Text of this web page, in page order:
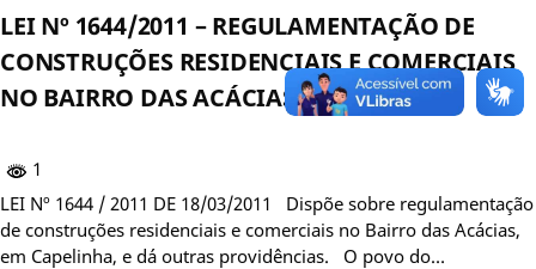
LEI Nº 1644/2011 – REGULAMENTAÇÃO DE
CONSTRUÇÕES RESIDENCIAIS E COMERCIAIS
NO BAIRRO DAS ACÁCIAS
1
LEI Nº 1644 / 2011 DE 18/03/2011 Dispõe sobre regulamentação
de construções residenciais e comerciais no Bairro das Acácias,
em Capelinha, e dá outras providências. O povo do…